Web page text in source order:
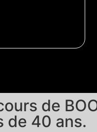
de
de 40 ans.